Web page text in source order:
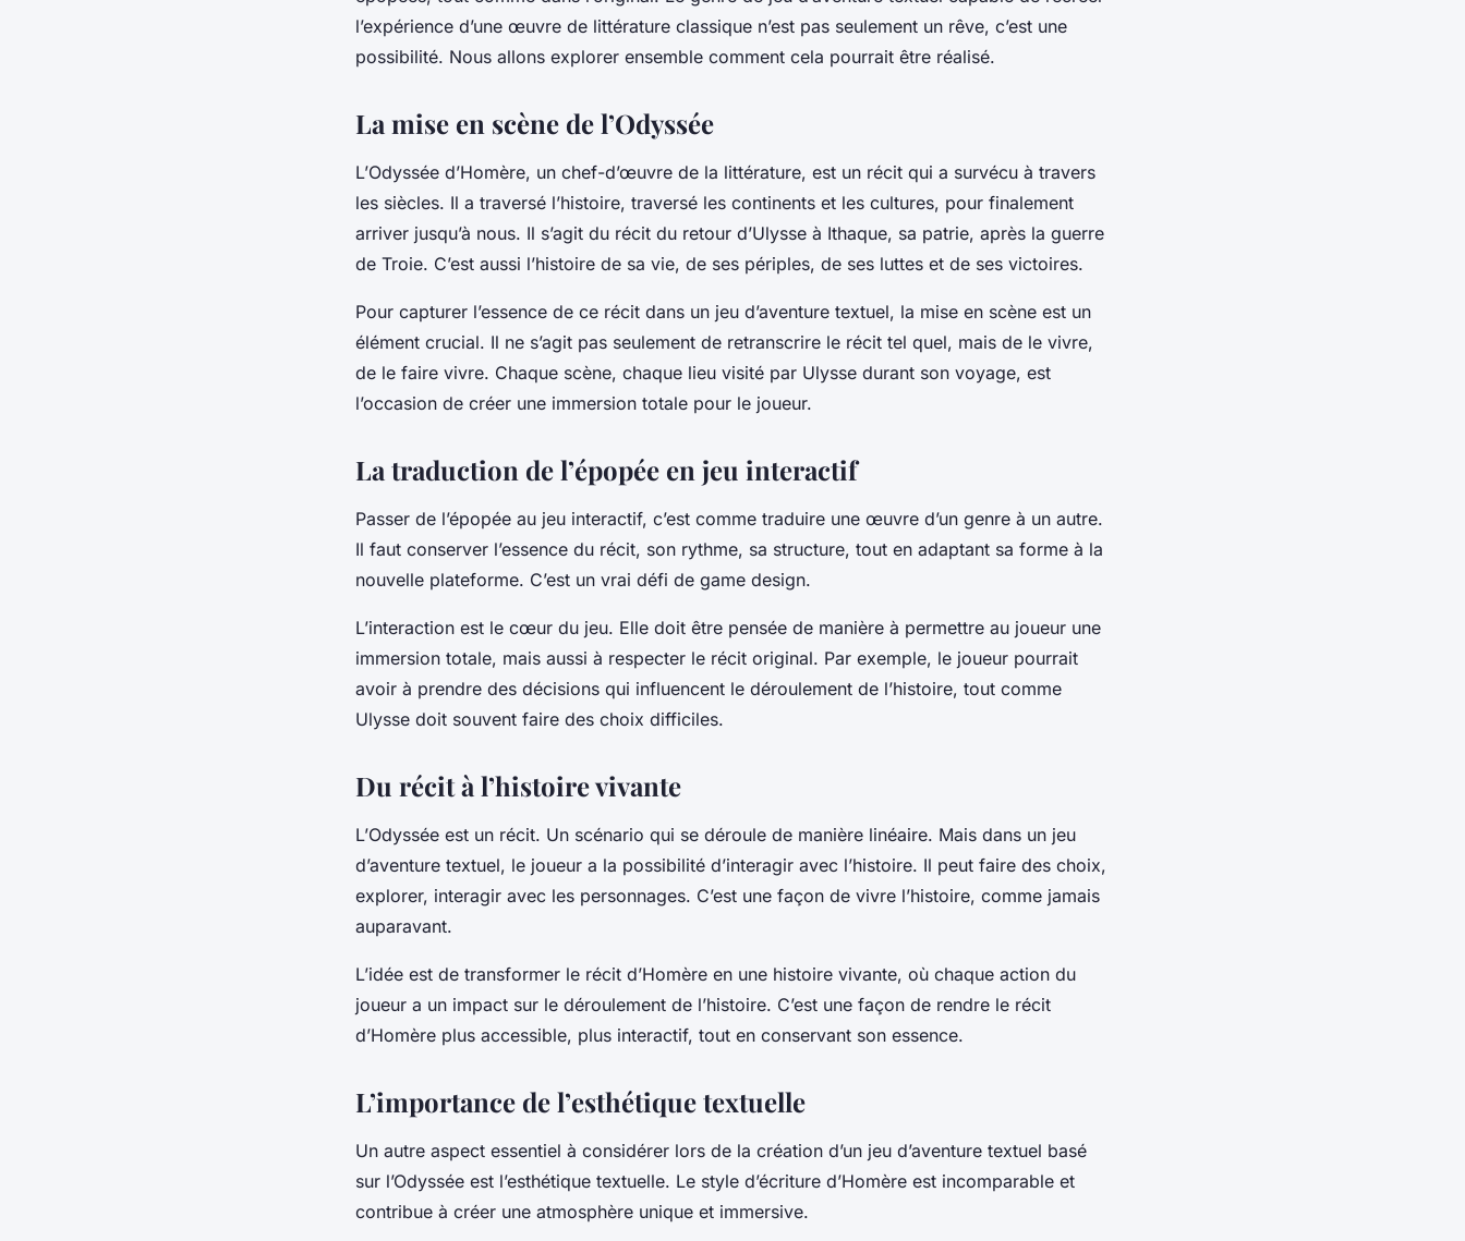
de capturer l'essence d'une épopée
« L'Odyssée » d'Homère ?
l’expérience d’une œuvre de littérature classique n’est pas seulement un rêve, c’est une
possibilité. Nous allons explorer ensemble comment cela pourrait être réalisé.
La mise en scène de l’Odyssée
L’Odyssée d’Homère, un chef-d’œuvre de la littérature, est un récit qui a survécu à travers
les siècles. Il a traversé l’histoire, traversé les continents et les cultures, pour finalement
arriver jusqu’à nous. Il s’agit du récit du retour d’Ulysse à Ithaque, sa patrie, après la guerre
de Troie. C’est aussi l’histoire de sa vie, de ses périples, de ses luttes et de ses victoires.
Pour capturer l’essence de ce récit dans un jeu d’aventure textuel, la mise en scène est un
élément crucial. Il ne s’agit pas seulement de retranscrire le récit tel quel, mais de le vivre,
de le faire vivre. Chaque scène, chaque lieu visité par Ulysse durant son voyage, est
l’occasion de créer une immersion totale pour le joueur.
La traduction de l’épopée en jeu interactif
Passer de l’épopée au jeu interactif, c’est comme traduire une œuvre d’un genre à un autre.
Il faut conserver l’essence du récit, son rythme, sa structure, tout en adaptant sa forme à la
nouvelle plateforme. C’est un vrai défi de game design.
L’interaction est le cœur du jeu. Elle doit être pensée de manière à permettre au joueur une
immersion totale, mais aussi à respecter le récit original. Par exemple, le joueur pourrait
avoir à prendre des décisions qui influencent le déroulement de l’histoire, tout comme
Ulysse doit souvent faire des choix difficiles.
Du récit à l’histoire vivante
L’Odyssée est un récit. Un scénario qui se déroule de manière linéaire. Mais dans un jeu
d’aventure textuel, le joueur a la possibilité d’interagir avec l’histoire. Il peut faire des choix,
explorer, interagir avec les personnages. C’est une façon de vivre l’histoire, comme jamais
auparavant.
L’idée est de transformer le récit d’Homère en une histoire vivante, où chaque action du
joueur a un impact sur le déroulement de l’histoire. C’est une façon de rendre le récit
d’Homère plus accessible, plus interactif, tout en conservant son essence.
L’importance de l’esthétique textuelle
Un autre aspect essentiel à considérer lors de la création d’un jeu d’aventure textuel basé
sur l’Odyssée est l’esthétique textuelle. Le style d’écriture d’Homère est incomparable et
contribue à créer une atmosphère unique et immersive.